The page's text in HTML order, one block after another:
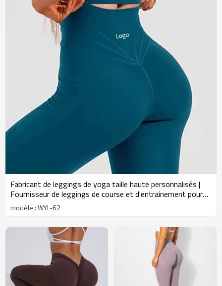
succès dans l'univers dynamique de la mode yoga.
Fabricant de leggings de yoga taille haute personnalisés |
Fournisseur de leggings de course et d'entraînement pour
femmes
modèle : WYL-62